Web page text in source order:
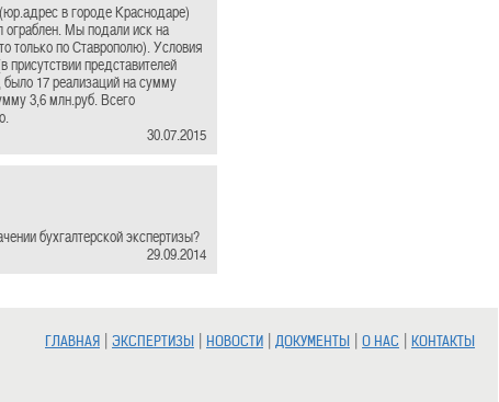
в городе Краснодаре)
Мы подали иск на
только по Ставрополю). Условия
присутствии представителей
17 реализаций на сумму
3,6 млн.руб. Всего
30.07.2015
бухгалтерской экспертизы?
29.09.2014
ГЛАВНАЯ | ЭКСПЕРТИЗЫ | НОВОСТИ | ДОКУМЕНТЫ | О НАС | КОНТАКТЫ